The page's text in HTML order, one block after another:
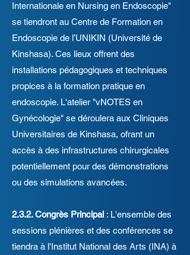
Internationale en Nursing en Endoscopie"
se tiendront au Centre de Formation en
Endoscopie de l’UNIKIN (Université de
Kinshasa). Ces lieux offrent des
installations pédagogiques et techniques
propices à la formation pratique en
endoscopie. L'atelier "vNOTES en
Gynécologie" se déroulera aux Cliniques
Universitaires de Kinshasa, ofrant un
accès à des infrastructures chirurgicales
potentiellement pour des démonstrations
ou des simulations avancées.
2.3.2. Congrès Principal : L'ensemble des
sessions plénières et des conférences se
tiendra à l'Institut National des Arts (INA) à